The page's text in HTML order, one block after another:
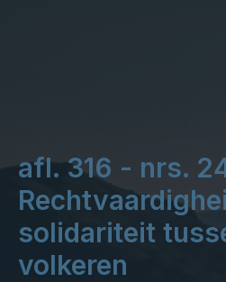
afl. 316 - nrs.
solidariteit
volkeren